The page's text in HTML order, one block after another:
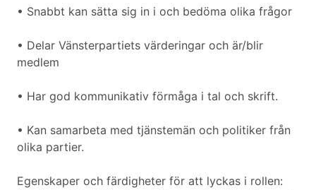
• Snabbt kan sätta sig in i och bedöma olika frågor
• Delar Vänsterpartiets värderingar och är/blir
medlem
• Har god kommunikativ förmåga i tal och skrift.
• Kan samarbeta med tjänstemän och politiker från
olika partier.
Egenskaper och färdigheter för att lyckas i rollen: